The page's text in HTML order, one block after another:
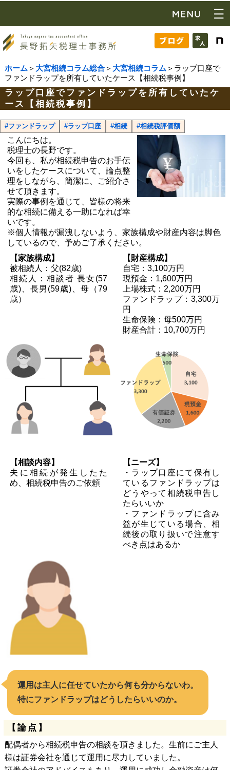
ホーム ＞ 大宮相続コラム総合＞ 大宮相続コラム ＞ラップ口座で
ファンドラップを所有していたケース【相続税事例】
ラップ口座でファンドラップを所有していたケ
ース【相続税事例】
#ファンドラップ #ラップ口座 #相続 #相続税評価額
こんにちは。
税理士の長野です。
今回も、私が相続税申告のお手伝
いをしたケースについて、論点整
理をしながら、簡潔に、ご紹介さ
せて頂きます。
実際の事例を通じて、皆様の将来
的な相続に備える一助になれば幸
いです。
※個人情報が漏洩しないよう、家族構成や財産内容は脚色
しているので、予めご了承ください。
【家族構成】
被相続人：父(82歳)
相続人：相談者 長女(57
歳)、長男(59歳)、母（79
歳）
【財産構成】
自宅：3,100万円
現預金：1,600万円
上場株式：2,200万円
ファンドラップ：3,300万
円
生命保険：母500万円
財産合計：10,700万円
【相談内容】
夫に相続が発生したた
め、相続税申告のご依頼
【ニーズ】
・ラップ口座にて保有し
ているファンドラップは
どうやって相続税申告し
たらいいか
・ファンドラップに含み
益が生じている場合、相
続後の取り扱いで注意す
べき点はあるか
運用は主人に任せていたから何も分からないわ。
特にファンドラップはどうしたらいいのか。
【論点】
配偶者から相続税申告の相談を頂きました。生前にご主人
様は証券会社を通じて運用に尽力していました。